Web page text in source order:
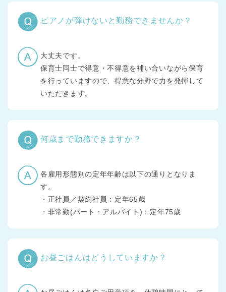
ピアノが弾けないと勤務できませんか？
大丈夫です。
保育士同士で得意・不得意を補い合いながら保育
を行っていますので、得意な分野で力を発揮して
いただきます。
何歳まで勤務できますか？
各雇用形態別の定年年齢は以下の通りとなりま
す。
・正社員／契約社員：定年65歳
・非常勤(パート・アルバイト)：定年75歳
お昼ごはんはどうしていますか？